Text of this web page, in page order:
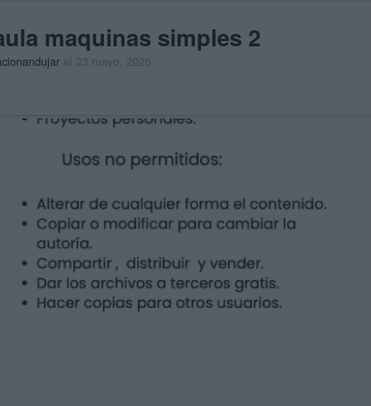
maquinas simples 2
el 23 mayo, 2026